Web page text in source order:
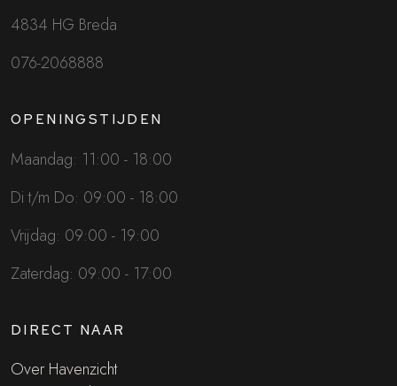
4834 HG Breda
076-2068888
OPENINGSTIJDEN
Maandag: 11:00 - 18:00
Di t/m Do: 09:00 - 18:00
Vrijdag: 09:00 - 19:00
Zaterdag: 09:00 - 17:00
DIRECT NAAR
Over Havenzicht